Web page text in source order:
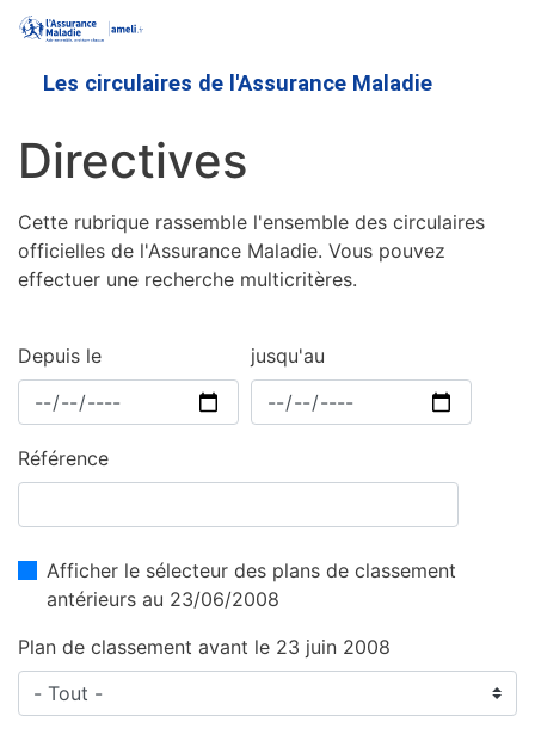
contenu
Les circulaires de l'Assurance Maladie
Directives
Cette rubrique rassemble l'ensemble des circulaires
officielles de l'Assurance Maladie. Vous pouvez
effectuer une recherche multicritères.
Depuis le jusqu'au
Référence
Afficher le sélecteur des plans de classement
antérieurs au 23/06/2008
Plan de classement avant le 23 juin 2008